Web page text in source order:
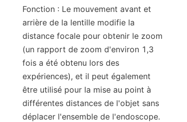
Fonction : Le mouvement avant et
arrière de la lentille modifie la
distance focale pour obtenir le zoom
(un rapport de zoom d'environ 1,3
fois a été obtenu lors des
expériences), et il peut également
être utilisé pour la mise au point à
différentes distances de l'objet sans
déplacer l'ensemble de l'endoscope.